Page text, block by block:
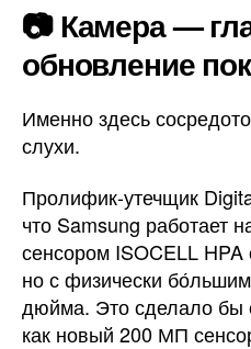
📷 Камера —
обновление
Именно здесь
слухи.
Пролифик-утечщик
что Samsung работает
сенсором ISOCELL
но с физически
дюйма. Это сделало бы
как новый 200 МП